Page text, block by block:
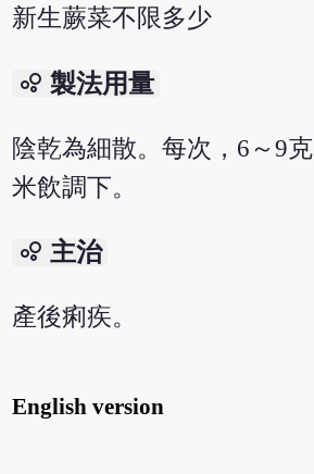
新生蕨菜不限多少
bubble_chart 製法用量
陰乾為細散。每次，6～9
米飲調下。
bubble_chart 主治
產後痢疾。
English version